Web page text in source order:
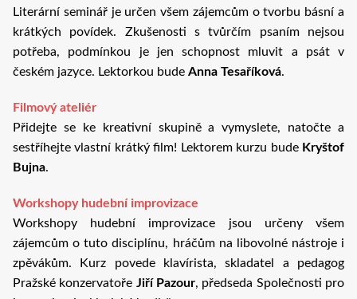
Literární seminář je určen všem zájemcům o tvorbu básní a
krátkých povídek. Zkušenosti s tvůrčím psaním nejsou
potřeba, podmínkou je jen schopnost mluvit a psát v
českém jazyce. Lektorkou bude Anna Tesaříková.
Filmový ateliér
Přidejte se ke kreativní skupině a vymyslete, natočte a
sestříhejte vlastní krátký film! Lektorem kurzu bude Kryštof
Bujna.
Workshopy hudební improvizace
Workshopy hudební improvizace jsou určeny všem
zájemcům o tuto disciplínu, hráčům na libovolné nástroje i
zpěvákům. Kurz povede klavírista, skladatel a pedagog
Pražské konzervatoře Jiří Pazour, předseda Společnosti pro